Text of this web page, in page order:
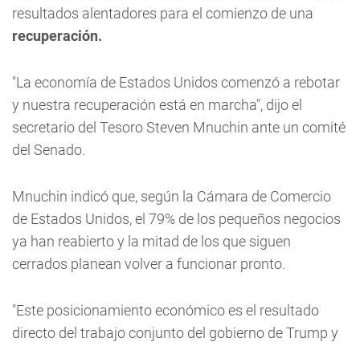
resultados alentadores para el comienzo de una
recuperación.
"La economía de Estados Unidos comenzó a rebotar
y nuestra recuperación está en marcha", dijo el
secretario del Tesoro Steven Mnuchin ante un comité
del Senado.
Mnuchin indicó que, según la Cámara de Comercio
de Estados Unidos, el 79% de los pequeños negocios
ya han reabierto y la mitad de los que siguen
cerrados planean volver a funcionar pronto.
"Este posicionamiento económico es el resultado
directo del trabajo conjunto del gobierno de Trump y